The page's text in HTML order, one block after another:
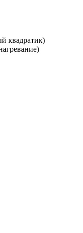
квадратик)